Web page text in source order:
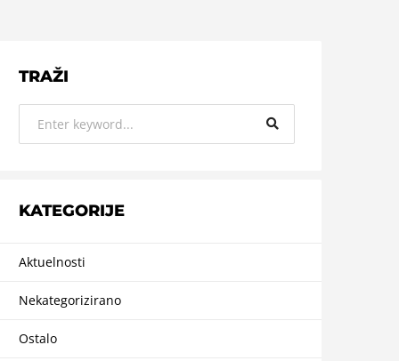
TRAŽI
KATEGORIJE
Aktuelnosti
Nekategorizirano
Ostalo